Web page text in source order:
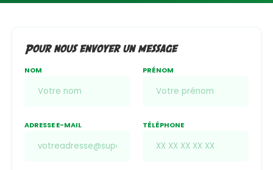
CONTACT
Pour nous envoyer un message
NOM PRÉNOM
ADRESSE E-MAIL TÉLÉPHONE